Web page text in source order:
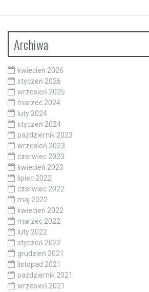
Archiwa
kwiecień 2026
styczeń 2026
wrzesień 2025
marzec 2024
luty 2024
styczeń 2024
październik 2023
wrzesień 2023
czerwiec 2023
kwiecień 2023
lipiec 2022
czerwiec 2022
maj 2022
kwiecień 2022
marzec 2022
luty 2022
styczeń 2022
grudzień 2021
listopad 2021
październik 2021
wrzesień 2021